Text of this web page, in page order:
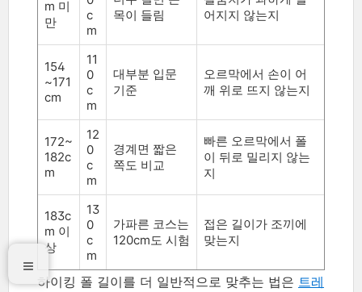
m 미
만
c
m
목이 들림
어지지 않는지
154
~171
cm
11
0
c
m
대부분 입문
기준
오르막에서 손이 어
깨 위로 뜨지 않는지
172~
182c
m
12
0
c
m
경계면 짧은
쪽도 비교
빠른 오르막에서 폴
이 뒤로 밀리지 않는
지
183c
m 이
상
13
0
c
m
가파른 코스는
120cm도 시험
접은 길이가 조끼에
맞는지
하이킹 폴 길이를 더 일반적으로 맞추는 법은 트레